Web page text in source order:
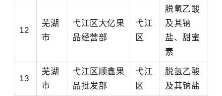
12
芜湖
市
弋江区大亿果
品经营部
弋江
区
脱氢乙酸
及其钠
盐、甜蜜
素
13
芜湖
市
弋江区顺鑫果
品批发部
弋江
区
脱氢乙酸
及其钠盐